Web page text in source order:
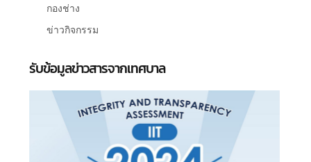
กองช่าง
ข่าวกิจกรรม
รับข้อมูลข่าวสารจากเทศบาล